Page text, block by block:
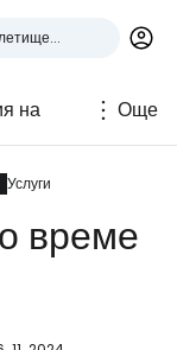
на Още
Услуги
време